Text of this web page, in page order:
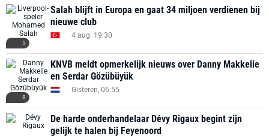
5
Salah blijft in Europa en gaat 34 miljoen verdienen bij
nieuwe club
4 aug. 19:30
8
KNVB meldt opmerkelijk nieuws over Danny Makkelie
en Serdar Gözübüyük
Gisteren, 06:55
De harde onderhandelaar Dévy Rigaux begint zijn
gelijk te halen bij Feyenoord